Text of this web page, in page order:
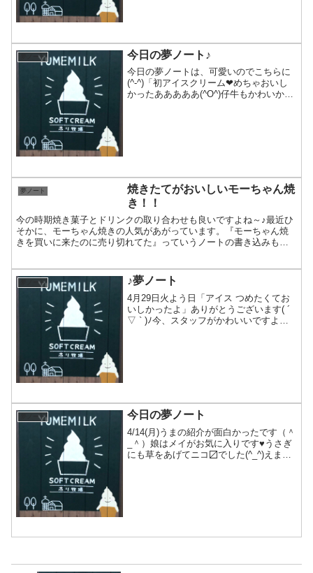
夢ノート 今日の夢ノート♪
今日の夢ノートは、可愛いのでこちらに
(^-^)「初アイスクリーム❤めちゃおいし
かったあああああ(^O^)仔牛もかわいかっ
夢ノート
焼きたてがおいしいモーちゃん焼
き！！
今の時期焼き菓子とドリンクの取り合わせも良いですよね～♪最近ひ
そかに、モーちゃん焼きの人気があがっています。『モーちゃん焼
きを買いに来たのに売り切れてた』っていうノートの書き込みもあ
夢ノート ♪夢ノート
4月29日火よう日「アイス つめたくてお
いしかったよ」ありがとうございます( ´
▽ ` )ﾉ今、スタッフがかわいいですよっ
夢ノート 今日の夢ノート
4/14(月)うまの紹介が面白かったです（＾
_＾）娘はメイがお気に入りです♥️うさぎ
にも草をあげてニコ〼でした(^_^)えまが